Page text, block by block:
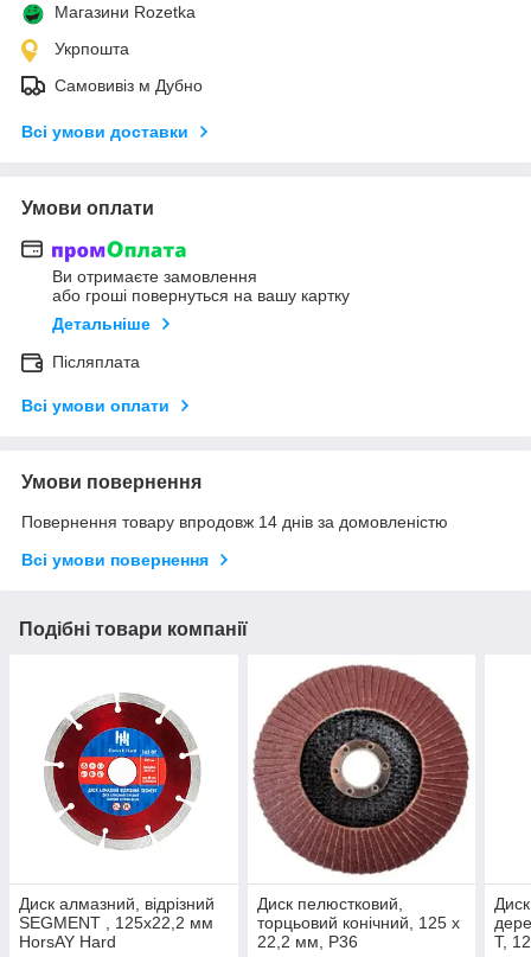
Магазини Rozetka
Укрпошта
Самовивіз м Дубно
Всі умови доставки
Умови оплати
Ви отримаєте замовлення
або гроші повернуться на вашу картку
Детальніше
Післяплата
Всі умови оплати
Умови повернення
Повернення товару впродовж 14 днів за домовленістю
Всі умови повернення
Подібні товари компанії
Диск алмазний, відрізний
SEGMENT , 125х22,2 мм
HorsAY Hard
Диск пелюстковий,
торцьовий конічний, 125 x
22,2 мм, Р36
T,